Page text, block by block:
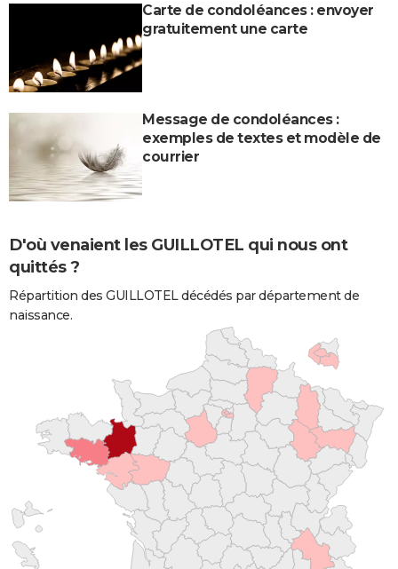
Carte de condoléances : envoyer
gratuitement une carte
Message de condoléances :
exemples de textes et modèle de
courrier
D'où venaient les GUILLOTEL qui nous ont
quittés ?
Répartition des GUILLOTEL décédés par département de
naissance.